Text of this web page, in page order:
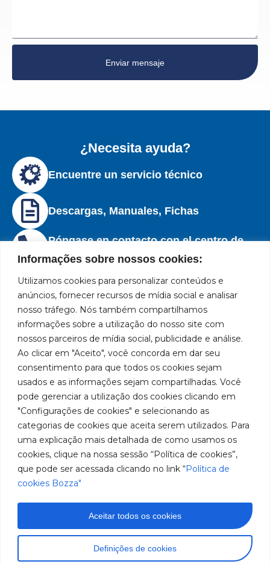
Informações sobre nossos cookies:
Utilizamos cookies para personalizar conteúdos e
anúncios, fornecer recursos de mídia social e analisar
nosso tráfego. Nós também compartilhamos
informações sobre a utilização do nosso site com
nossos parceiros de mídia social, publicidade e análise.
Ao clicar em "Aceito", você concorda em dar seu
consentimento para que todos os cookies sejam
usados e as informações sejam compartilhadas. Você
pode gerenciar a utilização dos cookies clicando em
"Configurações de cookies" e selecionando as
categorias de cookies que aceita serem utilizados. Para
uma explicação mais detalhada de como usamos os
cookies, clique na nossa sessão “Política de cookies”,
que pode ser acessada clicando no link “Política de
cookies Bozza"
Definições de cookies
Aceitar todos os cookies
Enviar mensaje
¿Necesita ayuda?
Encuentre un servicio técnico
Descargas, Manuales, Fichas
Póngase en contacto con el centro de
soporte
Marca
líder
en
la
fabricación
equipos
para
lubricación
y
abastecimiento
de
del
de
privacidad
Políticas
de
cookies
Institucional
Bozza
Institucional
Centros de
Servicio
Autorizados
Bozza
Sea un
Representante
Trabaje con
Nosotros
Rua
Tiradentes,
931 – Anexo
Anita
Franchini,
Bairro: Santa
Terezinha
São Bernardo
do Campo –
SP
Hable
con
nosotros
(11) 2179-9966
SAC: 0800
sociales
Facebook
Youtube
Instagram